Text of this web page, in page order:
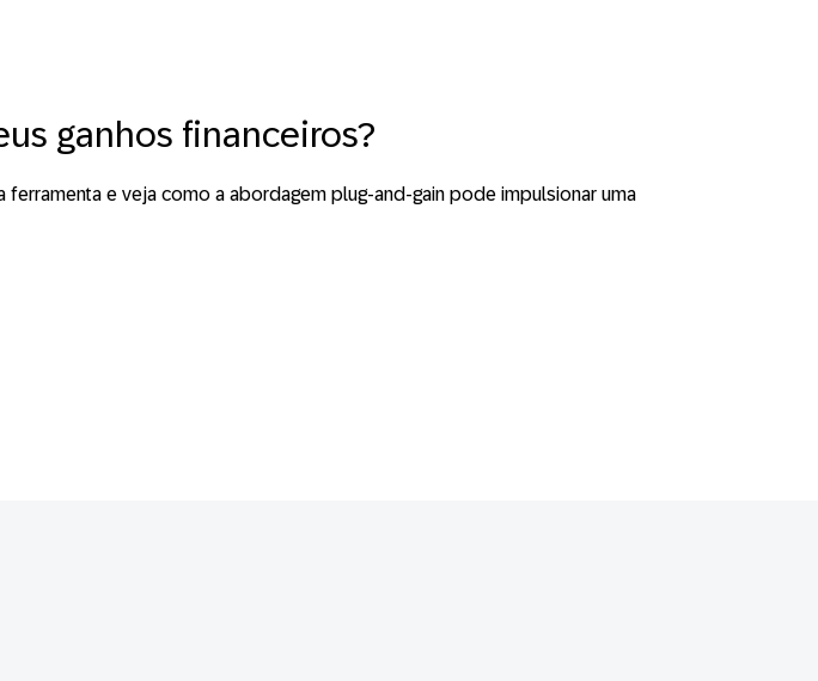
ganhos financeiros?
e veja como a abordagem plug-and-gain pode impulsionar uma